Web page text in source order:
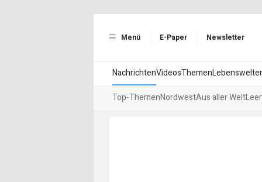
Menü E-Paper Newsletter
NachrichtenVideosThemen
Top-ThemenNordwestAus aller WeltLeer